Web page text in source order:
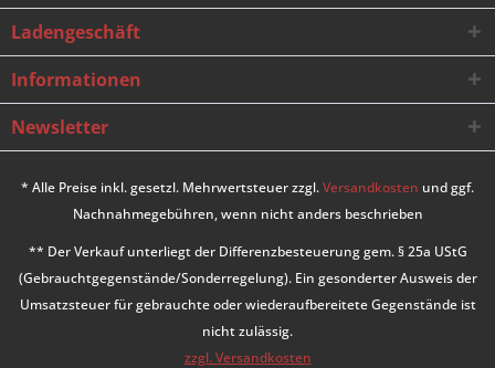
Ladengeschäft
Informationen
Newsletter
* Alle Preise inkl. gesetzl. Mehrwertsteuer zzgl.Versandkosten und ggf.
Nachnahmegebühren, wenn nicht anders beschrieben
** Der Verkauf unterliegt der Differenzbesteuerung gem. § 25a UStG
(Gebrauchtgegenstände/Sonderregelung). Ein gesonderter Ausweis der
Umsatzsteuer für gebrauchte oder wiederaufbereitete Gegenstände ist
nicht zulässig.
zzgl. Versandkosten